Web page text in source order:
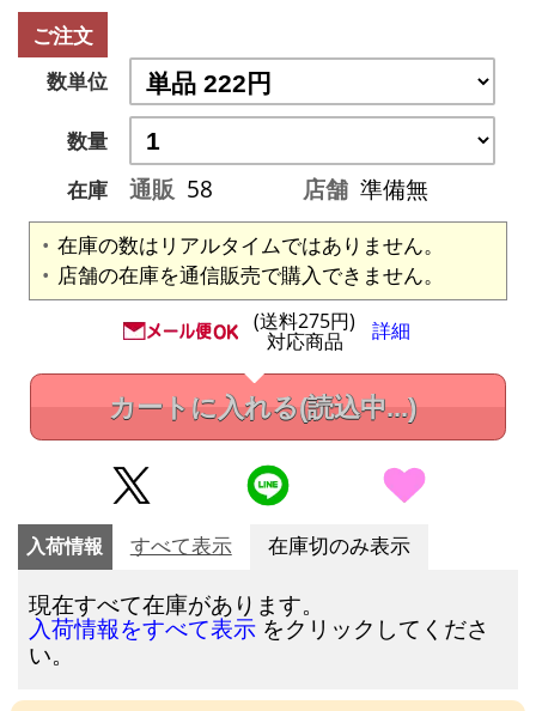
ご注文
数単位
数量
在庫
通販 58 店舗 準備無
在庫の数はリアルタイムではありません。
店舗の在庫を通信販売で購入できません。
(送料275円)
対応商品 詳細
カートに入れる(読込中...)
入荷情報 すべて表示 在庫切のみ表示
現在すべて在庫があります。
入荷情報をすべて表示 をクリックしてくださ
い。